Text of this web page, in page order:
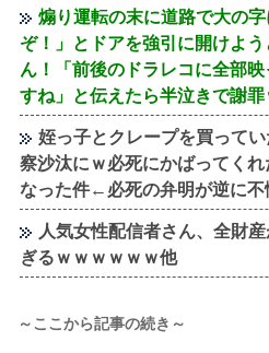
煽り運転の末に道路で大の
ぞ！」とドアを強引に開けよ
ん！「前後のドラレコに全部
すね」と伝えたら半泣きで謝罪
姪っ子とクレープを買って
察沙汰にｗ必死にかばってく
なった件←必死の弁明が逆に不
人気女性配信者さん、全財
ぎるｗｗｗｗｗｗ他
～ここから記事の続き～